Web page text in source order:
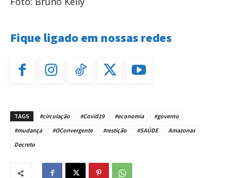
Fique ligado em nossas redes
TAGS #circulação #Covid19 #economia
#governo
#mudança
#OConvergente #restição #SAÚDE
Amazonas
Decreto